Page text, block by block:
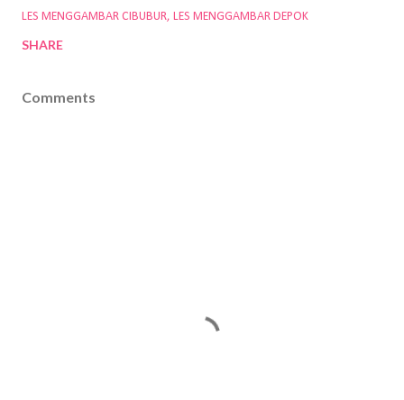
LES MENGGAMBAR CIBUBUR LES MENGGAMBAR DEPOK
SHARE
Comments